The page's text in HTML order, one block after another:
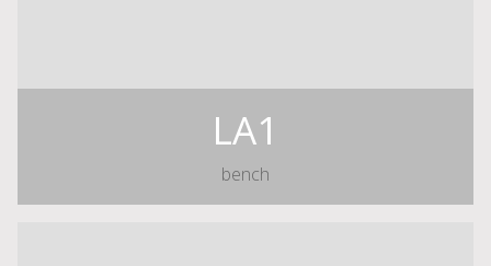
LA1
bench